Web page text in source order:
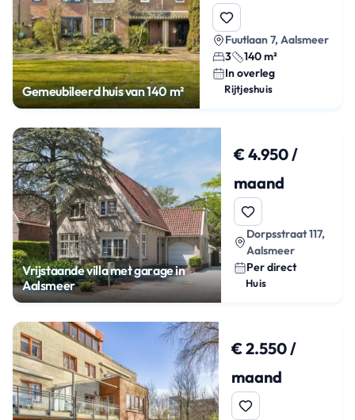
Gemeubileerd huis van 140 m²
Fuutlaan 7, Aalsmeer
3
140 m²
In overleg
Rijtjeshuis
Vrijstaande villa met garage in
Aalsmeer
€ 4.950 /
maand
Dorpsstraat 117,
Aalsmeer
Per direct
Huis
€ 2.550 /
maand